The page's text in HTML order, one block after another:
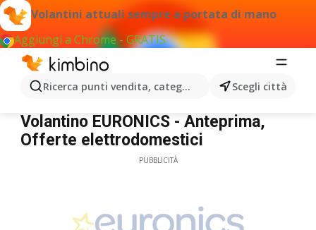
Volantini attuali sempre a portata di mano
Aggiungi a Chrome - GRATIS
Ricerca punti vendita, categorie, prodotti...Scegli città
Euronics
Volantino EURONICS - Anteprima,
Offerte elettrodomestici
PUBBLICITÀ